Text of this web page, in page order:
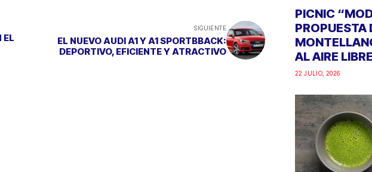
EL
SIGUIENTE
EL NUEVO AUDI A1 Y A1 SPORTBBACK:
DEPORTIVO, EFICIENTE Y ATRACTIVO
PICNIC
PROPUESTA
AL AIRE LIBRE
22 JULIO, 2026